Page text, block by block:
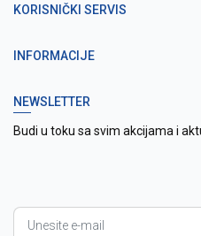
KORISNIČKI SERVIS
INFORMACIJE
NEWSLETTER
Budi u toku sa svim akcijama i